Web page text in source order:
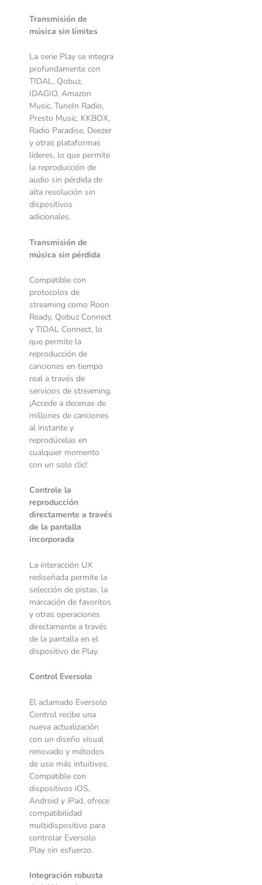
Transmisión de
música sin límites
La serie Play se integra
profundamente con
TIDAL, Qobuz,
IDAGIO, Amazon
Music, TuneIn Radio,
Presto Music, KKBOX,
Radio Paradise, Deezer
y otras plataformas
líderes, lo que permite
la reproducción de
audio sin pérdida de
alta resolución sin
dispositivos
adicionales.
Transmisión de
música sin pérdida
Compatible con
protocolos de
streaming como Roon
Ready, Qobuz Connect
y TIDAL Connect, lo
que permite la
reproducción de
canciones en tiempo
real a través de
servicios de streaming.
¡Accede a decenas de
millones de canciones
al instante y
reprodúcelas en
cualquier momento
con un solo clic!
Controle la
reproducción
directamente a través
de la pantalla
incorporada
La interacción UX
rediseñada permite la
selección de pistas, la
marcación de favoritos
y otras operaciones
directamente a través
de la pantalla en el
dispositivo de Play.
Control Eversolo
El aclamado Eversolo
Control recibe una
nueva actualización
con un diseño visual
renovado y métodos
de uso más intuitivos.
Compatible con
dispositivos iOS,
Android y iPad, ofrece
compatibilidad
multidispositivo para
controlar Eversolo
Play sin esfuerzo.
Integración robusta